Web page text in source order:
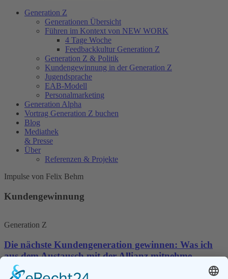
Generation Z
Generationen Übersicht
Führen im Kontext von NEW WORK
4 Tage Woche
Feedbackkultur Generation Z
Generation Z & Politik
Kundengewinnung in der Generation Z
Jugendsprache
EAB-Modell
Personalmarketing
Generation Alpha
Vortrag Generation Z buchen
Blog
Mediathek
& Presse
Über
Referenzen & Projekte
Impulse von Felix Behm
Kundengewinnung
Generation Z
Die nächste Kundengeneration gewinnen: Was ich
aus dem Austausch mit der Allianz mitnehme
Weiterlesen »